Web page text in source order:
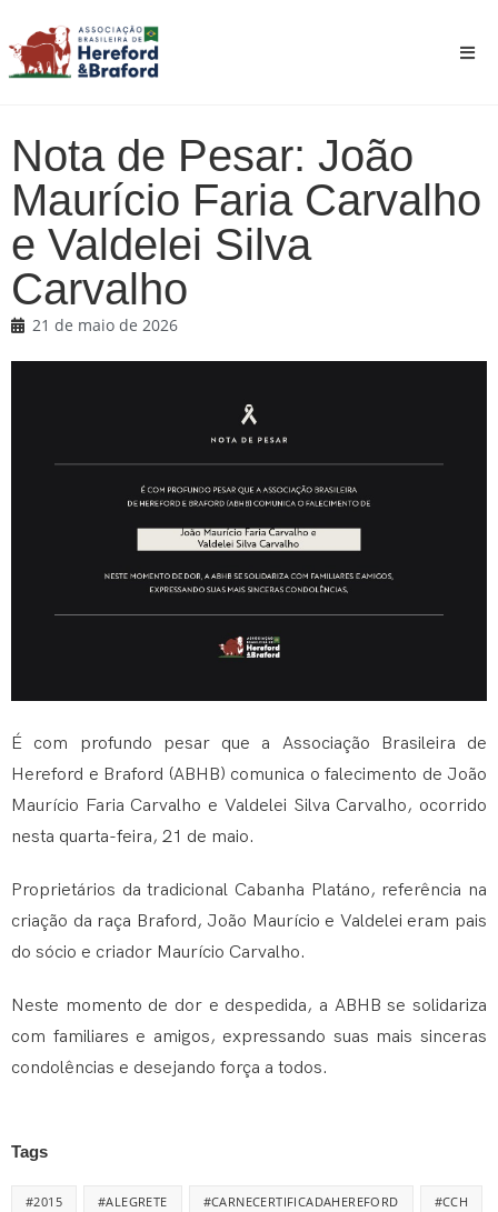
Nota de Pesar: João
Maurício Faria Carvalho
e Valdelei Silva
Carvalho
21 de maio de 2026
É com profundo pesar que a Associação Brasileira de
Hereford e Braford (ABHB) comunica o falecimento de João
Maurício Faria Carvalho e Valdelei Silva Carvalho, ocorrido
nesta quarta-feira, 21 de maio.
Proprietários da tradicional Cabanha Platáno, referência na
criação da raça Braford, João Maurício e Valdelei eram pais
do sócio e criador Maurício Carvalho.
Neste momento de dor e despedida, a ABHB se solidariza
com familiares e amigos, expressando suas mais sinceras
condolências e desejando força a todos.
Tags
#2015 #ALEGRETE #CARNECERTIFICADAHEREFORD #CCH